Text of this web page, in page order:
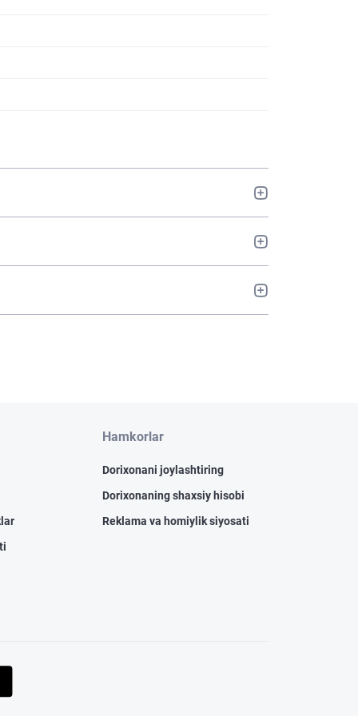
Hamkorlar
Dorixonani joylashtiring
Dorixonaning shaxsiy hisobi
Reklama va homiylik siyosati